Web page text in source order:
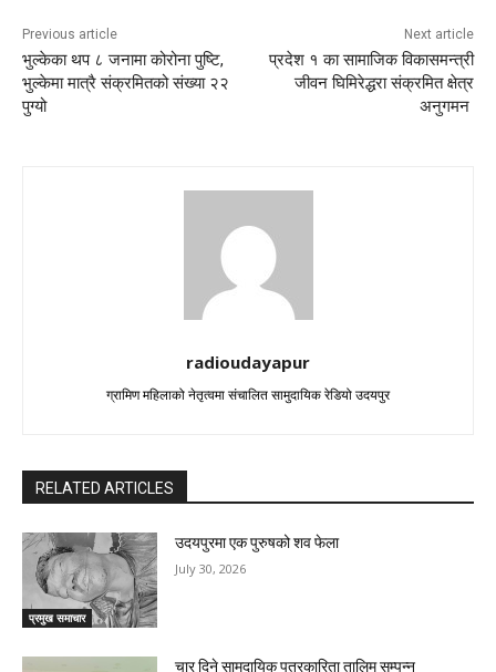
Previous article
भुल्केका थप ८ जनामा कोरोना पुष्टि,
भुल्केमा मात्रै संक्रमितको संख्या २२
पुग्यो
Next article
प्रदेश १ का सामाजिक विकासमन्त्री
जीवन घिमिरेद्धरा संक्रमित क्षेत्र
अनुगमन
radioudayapur
ग्रामिण महिलाको नेतृत्वमा संचालित सामुदायिक रेडियो उदयपुर
RELATED ARTICLES
प्रमुख समाचार
उदयपुरमा एक पुरुषको शव फेला
July 30, 2026
चार दिने सामुदायिक पत्रकारिता तालिम सम्पन्न